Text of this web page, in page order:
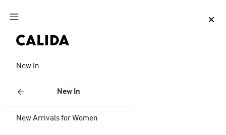
Jump to main content
New In
New In
New Arrivals for Women